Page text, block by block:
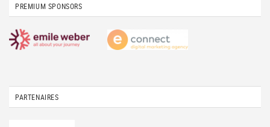
PREMIUM SPONSORS
PARTENAIRES